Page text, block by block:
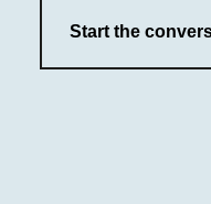
Start the